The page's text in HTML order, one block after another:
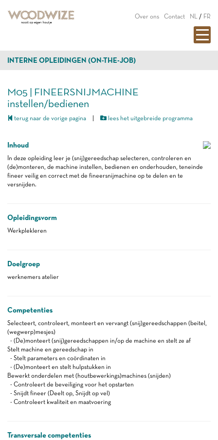
Over ons Contact NL / FR
INTERNE OPLEIDINGEN (ON-THE-JOB)
M05 | FINEERSNIJMACHINE
instellen/bedienen
terug naar de vorige pagina lees het uitgebreide programma
Inhoud
In deze opleiding leer je (snij)gereedschap selecteren, controleren en
(de)monteren, de machine instellen, bedienen en onderhouden, teneinde
fineer veilig en correct met de fineersnijmachine op te delen en te
versnijden.
Opleidingsvorm
Werkplekleren
Doelgroep
werknemers atelier
Competenties
Selecteert, controleert, monteert en vervangt (snij)gereedschappen (beitel,
(wegwerp)mesjes)
- (De)monteert (snij)gereedschappen in/op de machine en stelt ze af
Stelt machine en gereedschap in
- Stelt parameters en coördinaten in
- (De)monteert en stelt hulpstukken in
Bewerkt onderdelen met (houtbewerkings)machines (snijden)
- Controleert de beveiliging voor het opstarten
- Snijdt fineer (Deelt op, Snijdt op vel)
- Controleert kwaliteit en maatvoering
Transversale competenties